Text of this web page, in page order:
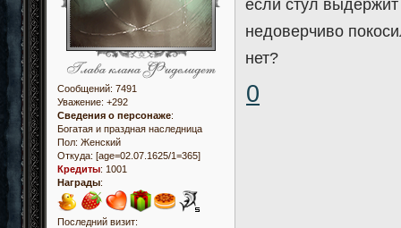
Сообщений: 7491
Уважение: +292
Сведения о персонаже:
Богатая и праздная наследница
Пол: Женский
Откуда: [age=02.07.1625/1=365]
Кредиты: 1001
Награды:
Последний визит:
если стул
недоверчиво
нет?
0